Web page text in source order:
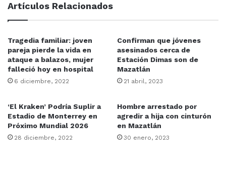
Artículos Relacionados
Tragedia familiar: joven
pareja pierde la vida en
ataque a balazos, mujer
falleció hoy en hospital
6 diciembre, 2022
Confirman que jóvenes
asesinados cerca de
Estación Dimas son de
Mazatlán
21 abril, 2023
‘El Kraken’ Podría Suplir a
Estadio de Monterrey en
Próximo Mundial 2026
28 diciembre, 2022
Hombre arrestado por
agredir a hija con cinturón
en Mazatlán
30 enero, 2023